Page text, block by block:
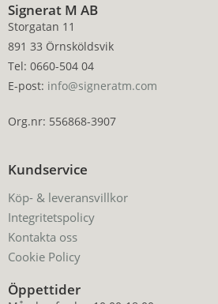
Signerat M AB
Storgatan 11
891 33 Örnsköldsvik
Tel: 0660-504 04
E-post: info@signeratm.com
Org.nr: 556868-3907
Kundservice
Köp- & leveransvillkor
Integritetspolicy
Kontakta oss
Cookie Policy
Öppettider